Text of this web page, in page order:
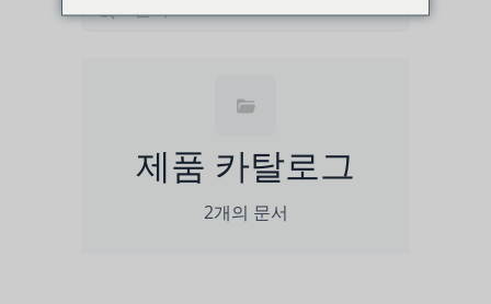
검색...
제품 카탈로그
2개의 문서